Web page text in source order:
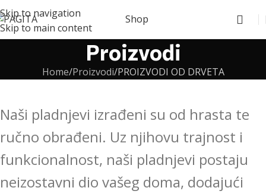
Skip to navigation
Skip to main content
Shop
Proizvodi
Home Proizvodi PROIZVODI OD DRVETA
Naši pladnjevi izrađeni su od hrasta te
ručno obrađeni. Uz njihovu trajnost i
funkcionalnost, naši pladnjevi postaju
neizostavni dio vašeg doma, dodajući